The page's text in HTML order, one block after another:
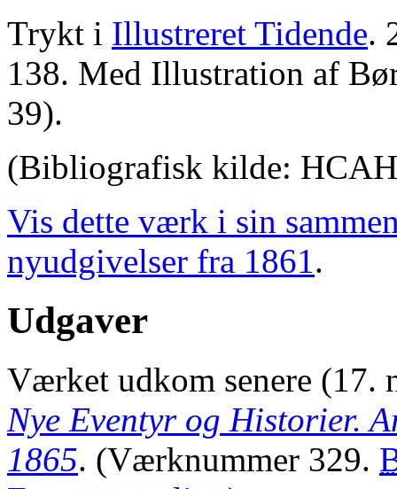
Trykt i Illustreret Tidende.
138. Med Illustration af
39).
(Bibliografisk kilde:
Vis dette værk i sin
nyudgivelser fra 1861.
Udgaver
Værket udkom senere (17.
Nye Eventyr og Historier.
1865. (Værknummer 329.